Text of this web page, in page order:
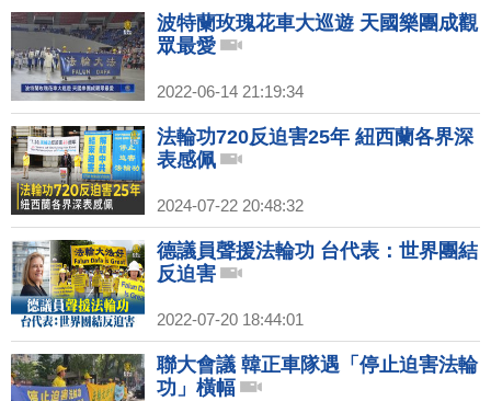
波特蘭玫瑰花車大巡遊 天國樂團成觀
眾最愛
2022-06-14 21:19:34
法輪功720反迫害25年 紐西蘭各界深
表感佩
2024-07-22 20:48:32
德議員聲援法輪功 台代表：世界團結
反迫害
2022-07-20 18:44:01
聯大會議 韓正車隊遇「停止迫害法輪
功」橫幅